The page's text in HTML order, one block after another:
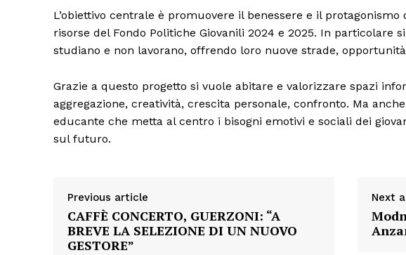
Condividi
L’obiettivo centrale è promuovere il benessere e il
risorse del Fondo Politiche Giovanili 2024 e 2025. In particolare
studiano e non lavorano, offrendo loro nuove strade,
Grazie a questo progetto si vuole abitare e valorizzare spazi
aggregazione, creatività, crescita personale, confronto. Ma
educante che metta al centro i bisogni emotivi e sociali dei
sul futuro.
Previous article
CAFFÈ CONCERTO, GUERZONI: “A
BREVE LA SELEZIONE DI UN NUOVO
GESTORE”
Next